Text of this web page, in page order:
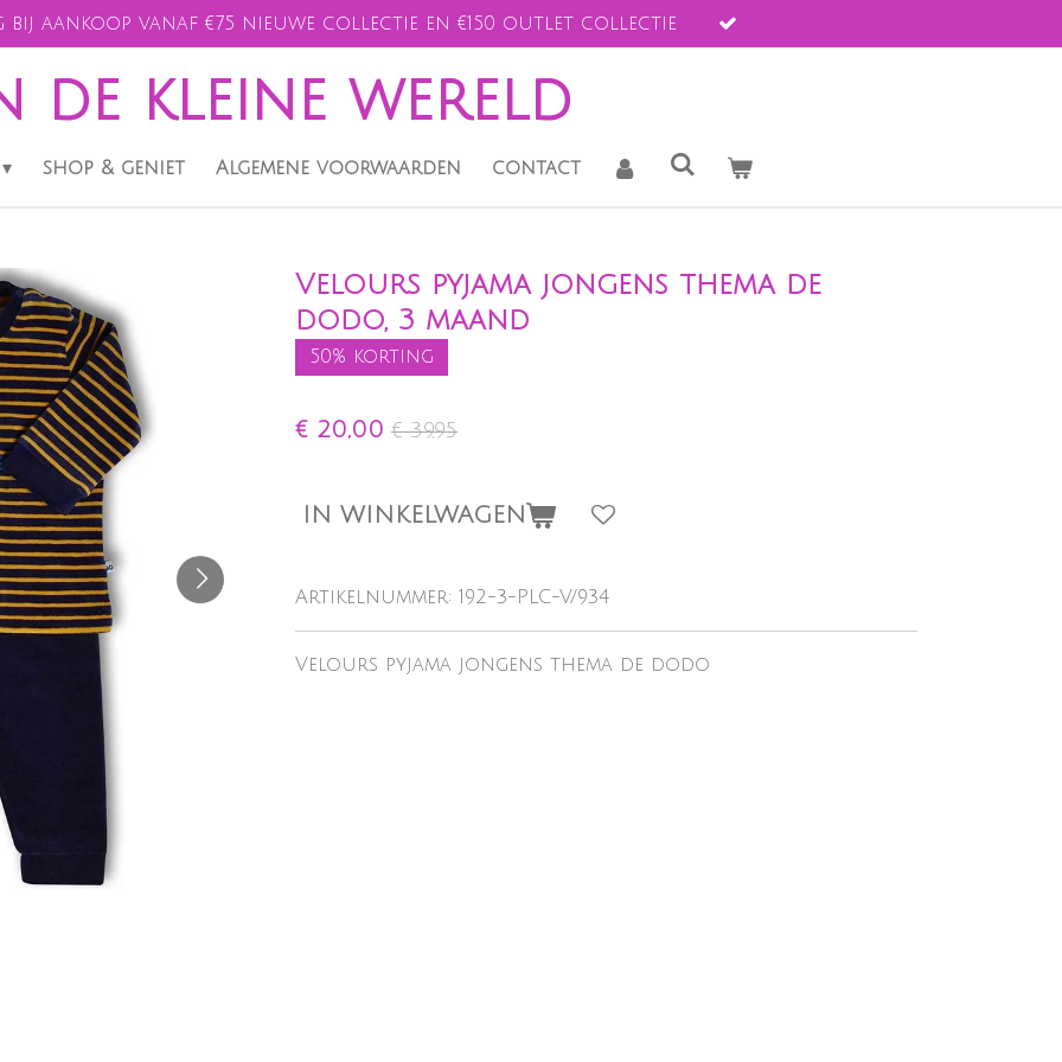
bij aankoop vanaf €75 nieuwe collectie en €150 outlet collectie
de kleine wereld
shop & geniet Algemene voorwaarden contact
Velours pyjama jongens thema de
dodo, 3 maand
50% korting
€ 20,00 € 39,95
IN WINKELWAGEN
Artikelnummer: 192-3-PLC-V/934
Velours pyjama jongens thema de dodo